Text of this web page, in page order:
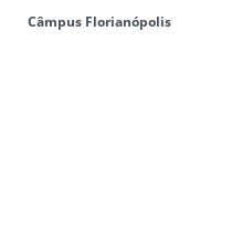
Câmpus Florianópolis